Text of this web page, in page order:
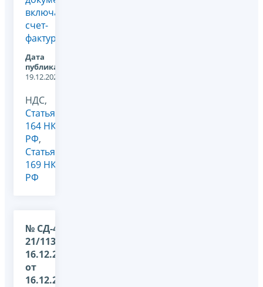
включающего
счет-
фактуру
Дата
публикации:
19.12.2025
НДС,
Статья
164 НК
РФ,
Статья
169 НК
РФ
№ СД-4-
21/11349@
16.12.2025
от
16.12.2025